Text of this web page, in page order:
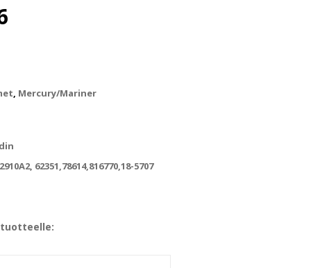
, Mercury/Mariner
62351,78614,816770,18-5707